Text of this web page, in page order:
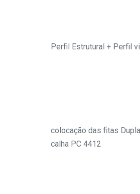
Perfil Estrutural + Perfil
colocação das fitas
calha PC 4412